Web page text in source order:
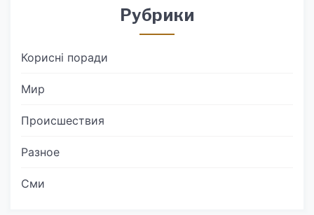
Рубрики
Корисні поради
Мир
Происшествия
Разное
Сми